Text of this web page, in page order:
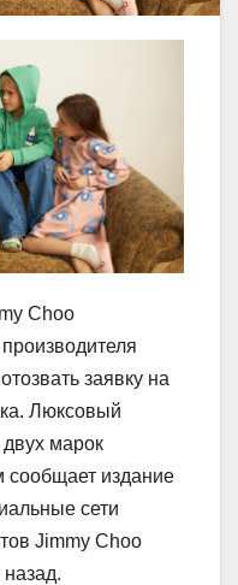
Choo
заявку на
Люксовый
марок
издание
сети
Jimmy Choo